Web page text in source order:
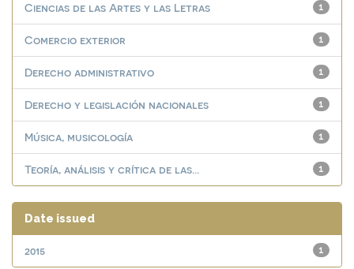
1
Ciencias de las Artes y las Letras
1
Comercio exterior
1
Derecho administrativo
1
Derecho y legislación nacionales
1
Música, musicología
1
Teoría, análisis y crítica de las...
Date issued
1
2015